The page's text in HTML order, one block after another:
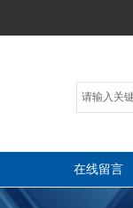
在线留言